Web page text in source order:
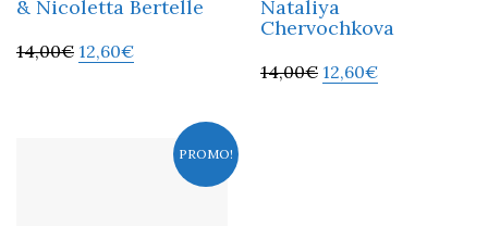
& Nicoletta Bertelle
14,00€ 12,60€
Nataliya
Chervochkova
14,00€ 12,60€
PROMO!